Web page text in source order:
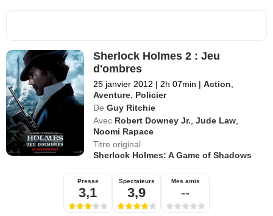
Sherlock Holmes 2 : Jeu
d'ombres
25 janvier 2012 | 2h 07min | Action
Aventure Policier
De Guy Ritchie
Avec Robert Downey Jr. ,Jude Law
Noomi Rapace
Titre original
Sherlock Holmes: A Game of Shadows
Presse
3,1
Spectateurs
3,9
Mes amis
--